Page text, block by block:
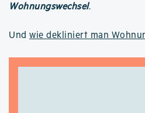
Wohnungswechsel.
Und wie dekliniert man